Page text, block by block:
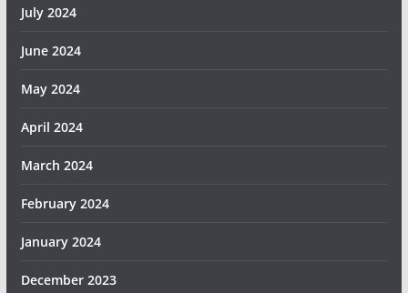
July 2024
June 2024
May 2024
April 2024
March 2024
February 2024
January 2024
December 2023